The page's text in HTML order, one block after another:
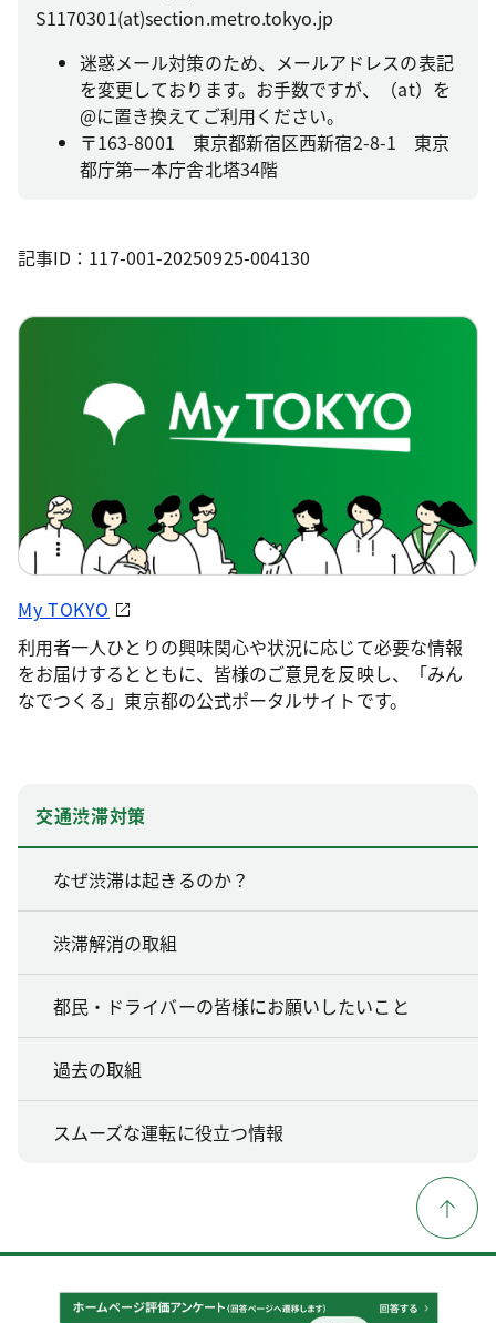
S1170301(at)section.metro.tokyo.jp
迷惑メール対策のため、メールアドレスの表記
を変更しております。お手数ですが、（at）を
@に置き換えてご利用ください。
〒163-8001 東京都新宿区西新宿2-8-1 東京
都庁第一本庁舎北塔34階
記事ID：117-001-20250925-004130
My TOKYO
利用者一人ひとりの興味関心や状況に応じて必要な情報
をお届けするとともに、皆様のご意見を反映し、「みん
なでつくる」東京都の公式ポータルサイトです。
交通渋滞対策
なぜ渋滞は起きるのか？
渋滞解消の取組
都民・ドライバーの皆様にお願いしたいこと
過去の取組
スムーズな運転に役立つ情報